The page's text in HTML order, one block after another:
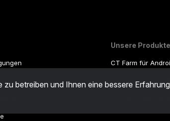
betreiben und Ihnen eine bessere
Nutzungsbedingungen
Unsere Produkte
CT Farm für
CT Farm für iOS